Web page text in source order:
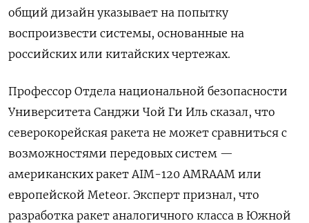
общий дизайн указывает на попытку
воспроизвести системы, основанные на
российских или китайских чертежах.
Профессор Отдела национальной безопасности
Университета Санджи Чой Ги Иль сказал, что
северокорейская ракета не может сравниться с
возможностями передовых систем —
американских ракет AIM-120 AMRAAM или
европейской Meteor. Эксперт признал, что
разработка ракет аналогичного класса в Южной